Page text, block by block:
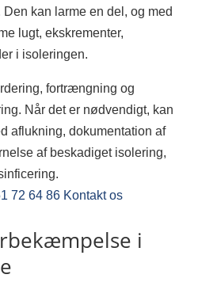
kan larme en del, og med
lugt, ekskrementer,
i isoleringen.
fortrængning og
Når det er nødvendigt, kan
aflukning, dokumentation af
af beskadiget isolering,
72 64 86 Kontakt os
i